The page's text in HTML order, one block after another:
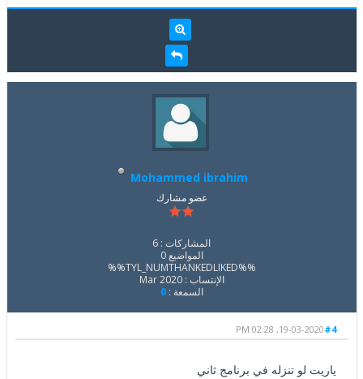
Mohammed ibrahim
عضو مشارك
المشاركات : 6
المواضيع 0
%%TYL_NUMTHANKEDLIKED%%
الإنتساب : Mar 2020
السمعة :0
#4
19-03-2020, 02:28 PM
ياريت لو تنزله في برنامج ثاني